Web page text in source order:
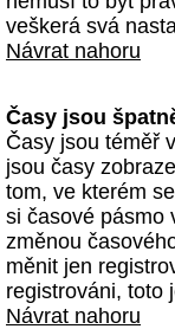
veškerá svá
Návrat nahoru
Časy jsou
Časy jsou téměř
jsou časy
tom, ve kterém
si časové pásmo
změnou
měnit jen
registrováni, toto
Návrat nahoru